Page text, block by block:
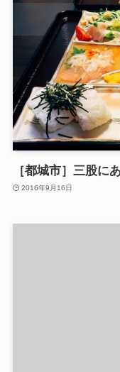
［都城市］三股に
2016年9月16日